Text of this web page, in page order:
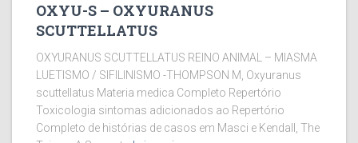
OXYU-S – OXYURANUS
SCUTTELLATUS
OXYURANUS SCUTTELLATUS REINO ANIMAL – MIASMA
LUETISMO / SIFILINISMO -THOMPSON M, Oxyuranus
scuttellatus Materia medica Completo Repertório
Toxicologia sintomas adicionados ao Repertório
Completo de histórias de casos em Masci e Kendall, The